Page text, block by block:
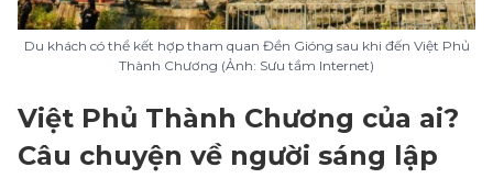
Du khách có thể kết hợp tham quan Đền Gióng sau khi đến Việt Phủ
Thành Chương (Ảnh: Sưu tầm Internet)
Việt Phủ Thành Chương của ai?
Câu chuyện về người sáng lập